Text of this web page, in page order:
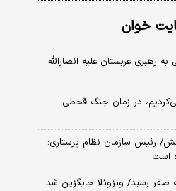
خوان
رهبری عربستان علیه انصارالله
در زمان جنگ قحطی
رئیس سازمان نظام پرستاری:
است
صفر رسید/ ونزوئلا جایگزین شد